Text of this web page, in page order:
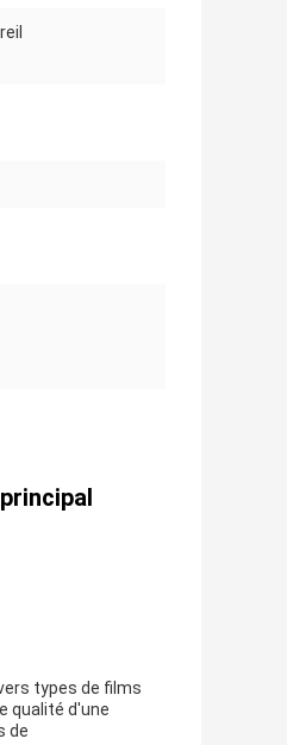
types de films
qualité d'une
de